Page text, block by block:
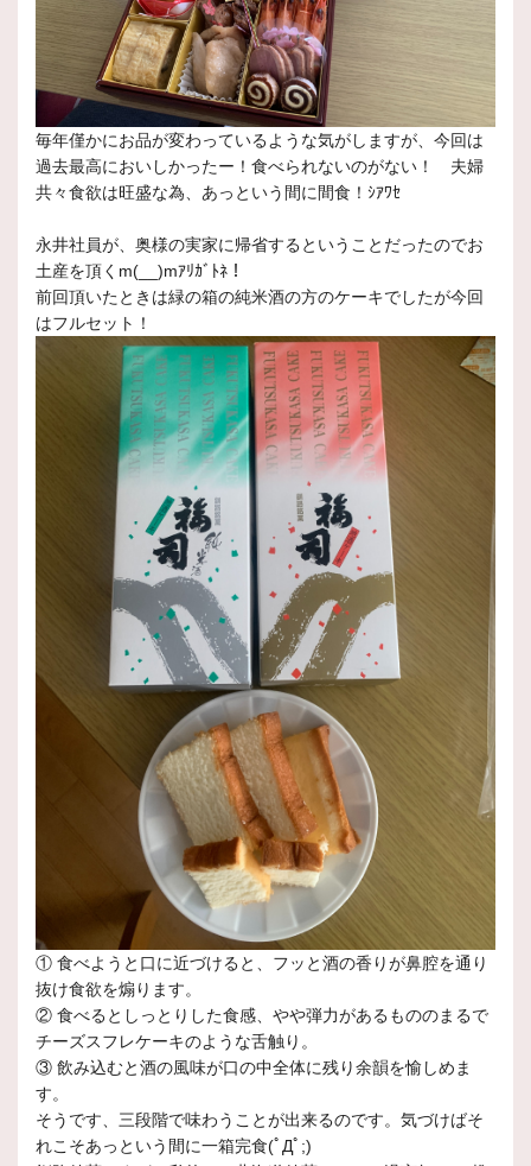
毎年僅かにお品が変わっているような気がしますが、今回は
過去最高においしかったー！食べられないのがない！ 夫婦
共々食欲は旺盛な為、あっという間に間食！ｼｱﾜｾ
永井社員が、奥様の実家に帰省するということだったのでお
土産を頂くm(__)mｱﾘｶﾞﾄﾈ！
前回頂いたときは緑の箱の純米酒の方のケーキでしたが今回
はフルセット！
① 食べようと口に近づけると、フッと酒の香りが鼻腔を通り
抜け食欲を煽ります。
② 食べるとしっとりした食感、やや弾力があるもののまるで
チーズスフレケーキのような舌触り。
③ 飲み込むと酒の風味が口の中全体に残り余韻を愉しめま
す。
そうです、三段階で味わうことが出来るのです。気づけばそ
れこそあっという間に一箱完食(ﾟДﾟ;)